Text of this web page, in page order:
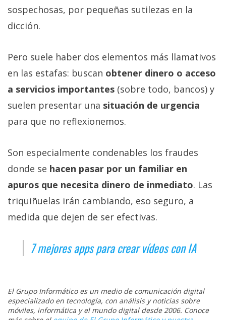
sospechosas, por pequeñas sutilezas en la
dicción.
Pero suele haber dos elementos más llamativos
en las estafas: buscan obtener dinero o acceso
a servicios importantes (sobre todo, bancos) y
suelen presentar una situación de urgencia
para que no reflexionemos.
Son especialmente condenables los fraudes
donde se hacen pasar por un familiar en
apuros que necesita dinero de inmediato. Las
triquiñuelas irán cambiando, eso seguro, a
medida que dejen de ser efectivas.
7 mejores apps para crear vídeos con IA
El Grupo Informático es un medio de comunicación digital
especializado en tecnología, con análisis y noticias sobre
móviles, informática y el mundo digital desde 2006. Conoce